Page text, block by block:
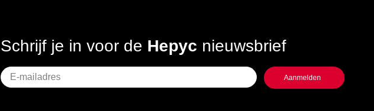
Schrijf je in voor de Hepyc nieuwsbrief
Geen
titel